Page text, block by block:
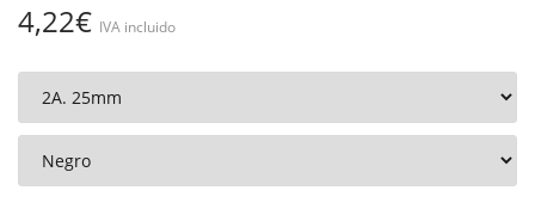
4,22€ IVA incluido